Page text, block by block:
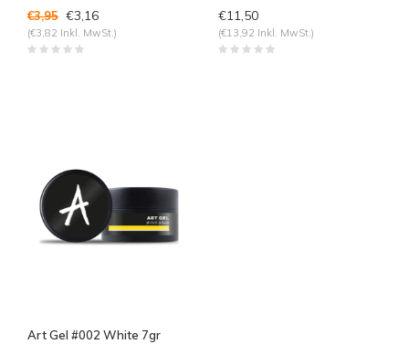
€3,95 €3,16
(€3,82 Inkl. MwSt.)
€11,50
(€13,92 Inkl. MwSt.)
Art Gel #002 White 7gr